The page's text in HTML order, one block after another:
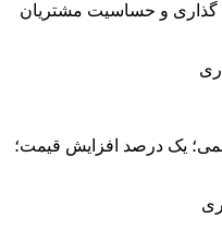
گذاری و حساسیت مشتریان
یک درصد افزایش قیمت؛